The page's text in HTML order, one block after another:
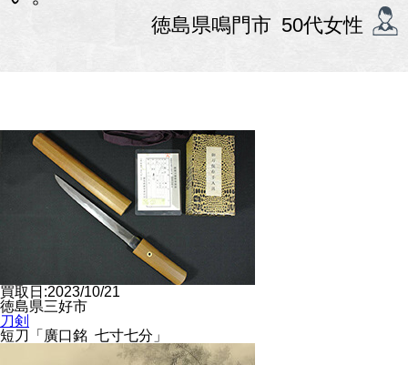
徳島県鳴門市 50代女性
買取日:2023/10/21
徳島県三好市
刀剣
短刀「廣口銘 七寸七分」